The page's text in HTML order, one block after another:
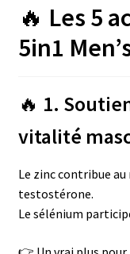
🔥 Les 5
5in1
🔥 1.
vitalité
Le zinc contribue
testostérone.
Le sélénium